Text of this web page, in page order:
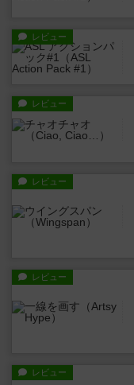
レビュー
レビュー
レビュー
レビュー
レビュー